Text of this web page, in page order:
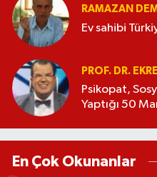
RAMAZAN
Ev sahibi
PROF. DR.
Psikopat,
Yaptığı 50
En Çok Okunanlar